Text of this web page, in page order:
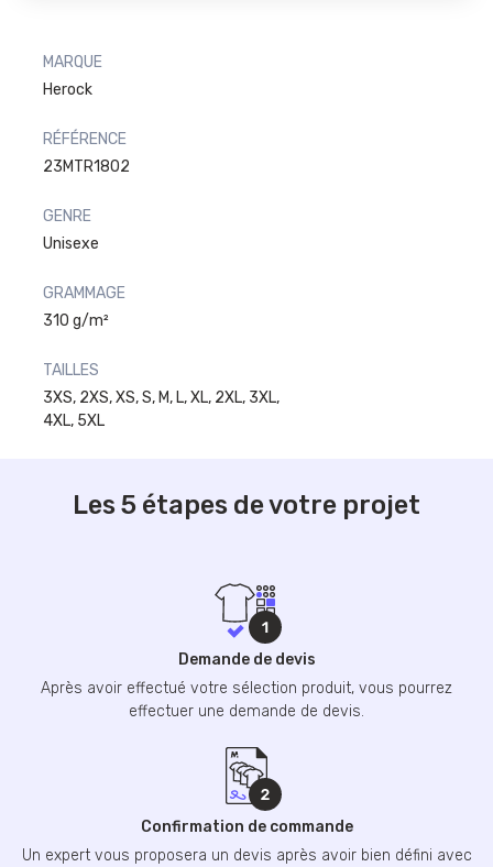
MARQUE
Herock
RÉFÉRENCE
23MTR1802
GENRE
Unisexe
GRAMMAGE
310 g/m²
TAILLES
3XS, 2XS, XS, S, M, L, XL, 2XL, 3XL,
4XL, 5XL
Les 5 étapes de votre projet
Demande de devis
Après avoir effectué votre sélection produit, vous pourrez
effectuer une demande de devis.
Confirmation de commande
Un expert vous proposera un devis après avoir bien défini avec